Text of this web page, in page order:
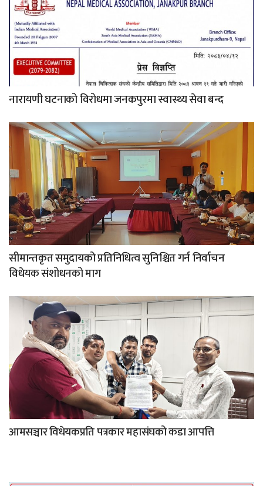
नारायणी घटनाको विरोधमा जनकपुरमा स्वास्थ्य सेवा बन्द
सीमान्तकृत समुदायको प्रतिनिधित्व सुनिश्चित गर्न निर्वाचन
विधेयक संशोधनको माग
आमसञ्चार विधेयकप्रति पत्रकार महासंघको कडा आपत्ति